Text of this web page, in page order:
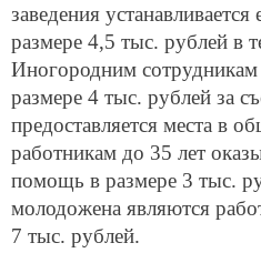
заведения
размере 4,5 тыс. рублей в
Иногородним
размере 4 тыс. рублей за
предоставляется места в
работникам до 35 лет
помощь в размере 3 тыс.
молодожена являются
7 тыс. рублей.